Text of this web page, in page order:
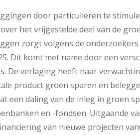
door particulieren te
het vrijgestelde deel van de
zorgt volgens de
Dit komt met name door een
De verlaging heeft naar
product groen sparen en
een daling van de inleg in groen
en -fondsen. Uitgaande
van nieuwe projecten